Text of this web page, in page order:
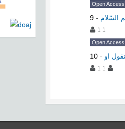
Open Access
9 - السّلام
1 1
Open Access
10 - او
1 1